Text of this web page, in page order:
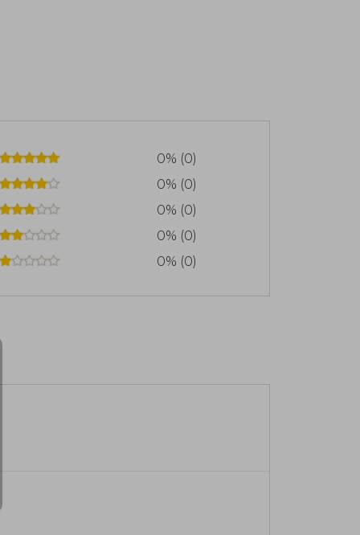
0% (0)
0% (0)
0% (0)
0% (0)
0% (0)